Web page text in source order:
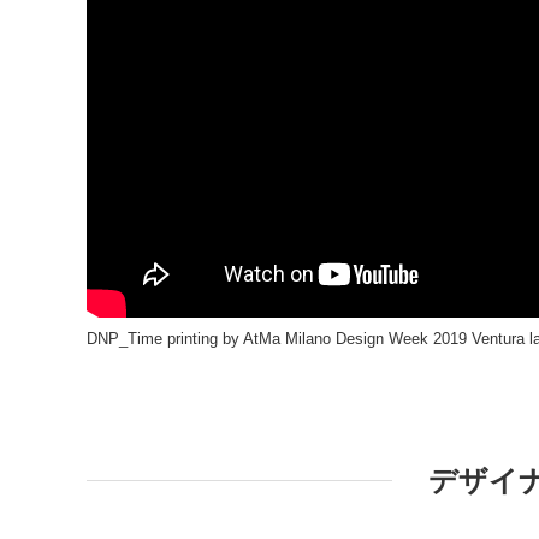
DNP_Time printing by AtMa Milano Design Week 2019 Ventura
デザイ